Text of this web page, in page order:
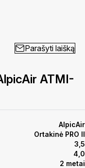
Parašyti laišką
ATMI-
AlpicAir
Ortakinė PRO II
3,5
4,0
2 metai